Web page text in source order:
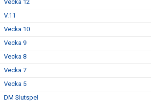
Vecka 12
V.11
Vecka 10
Vecka 9
Vecka 8
Vecka 7
Vecka 5
DM Slutspel